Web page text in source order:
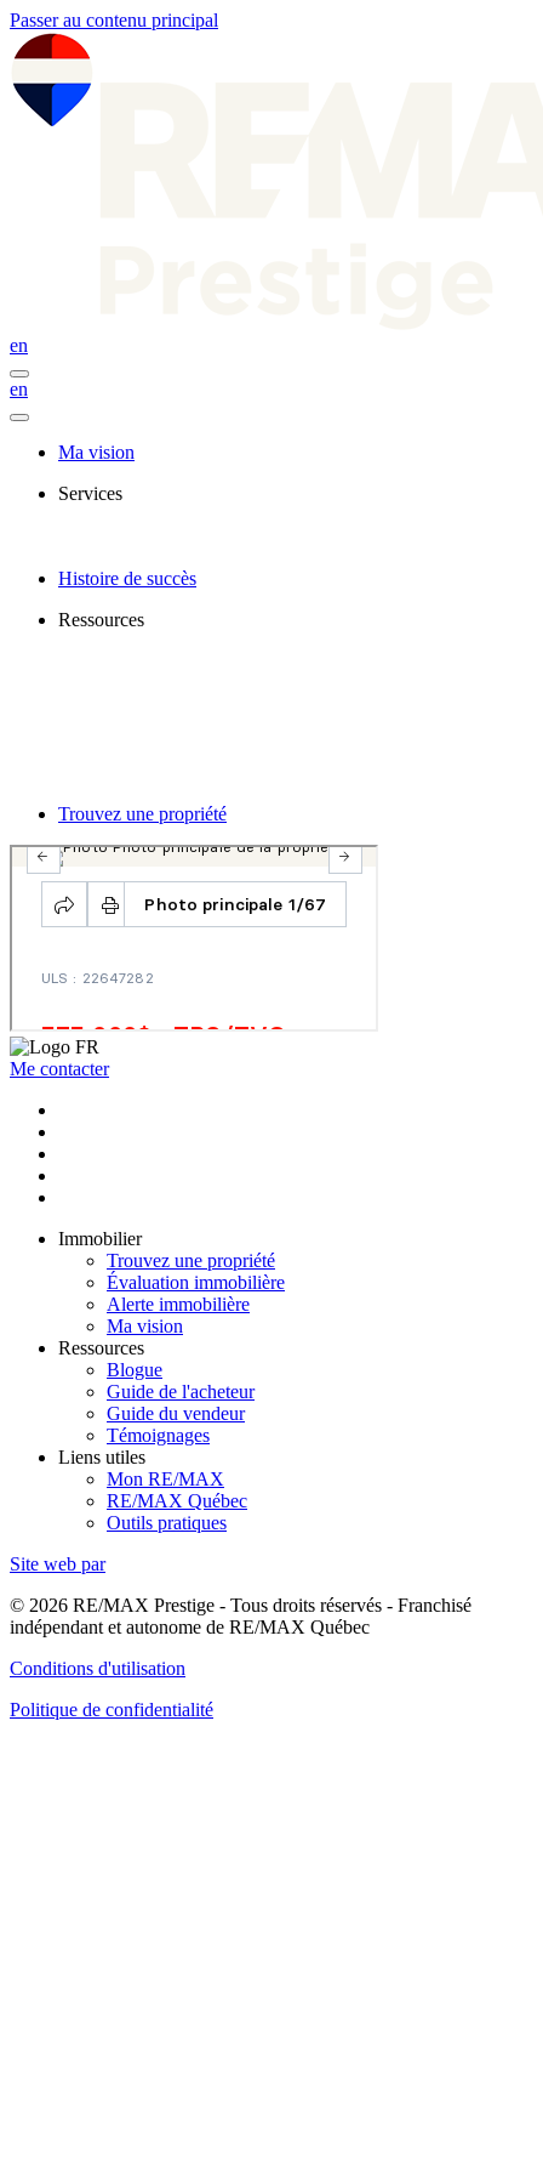
Passer au contenu principal
en
en
Ma vision
Services
Histoire de succès
Ressources
Trouvez une propriété
Me contacter
Immobilier
Trouvez une propriété
Évaluation immobilière
Alerte immobilière
Ma vision
Ressources
Blogue
Guide de l'acheteur
Guide du vendeur
Témoignages
Liens utiles
Mon RE/MAX
RE/MAX Québec
Outils pratiques
Site web par
© 2026 RE/MAX Prestige - Tous droits réservés - Franchisé
indépendant et autonome de RE/MAX Québec
Conditions d'utilisation
Politique de confidentialité